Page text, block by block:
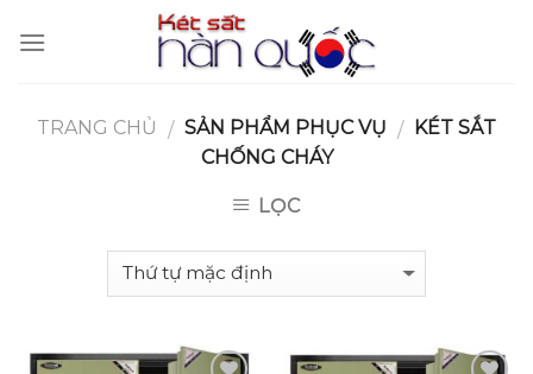
TRANG CHỦ / SẢN PHẨM PHỤC VỤ / KÉT SẮT
CHỐNG CHÁY
LỌC